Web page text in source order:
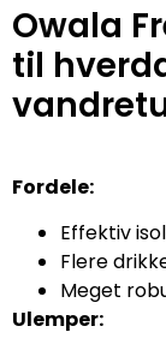
Owala
til
Fordele:
Effektiv
Flere
Meget
Ulemper: